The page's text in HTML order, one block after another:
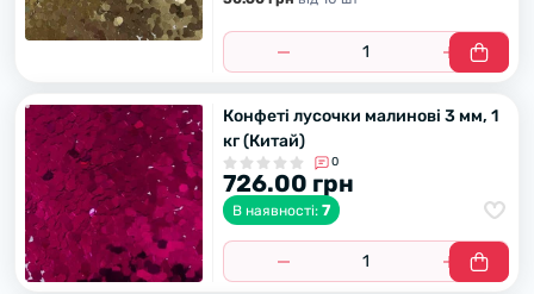
Конфеті лусочки малинові 3 мм, 1
кг (Китай)
0
726.00 грн
В наявності: 7